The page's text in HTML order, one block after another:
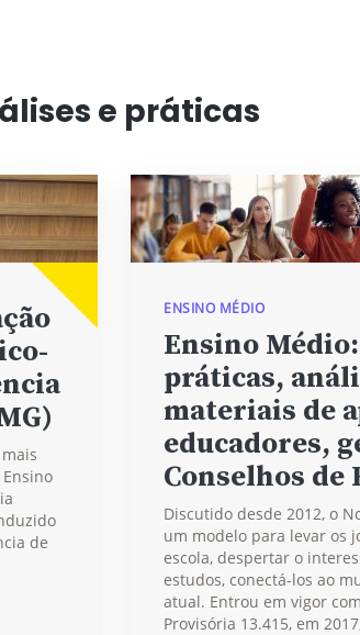
e práticas
de
ENSINO MÉDIO
Ensino
práticas,
materiais de
educadores,
Conselhos de
Discutido desde 2012, o
um modelo para levar os
escola, despertar o
estudos, conectá-los ao
atual. Entrou em vigor
Provisória 13.415, em